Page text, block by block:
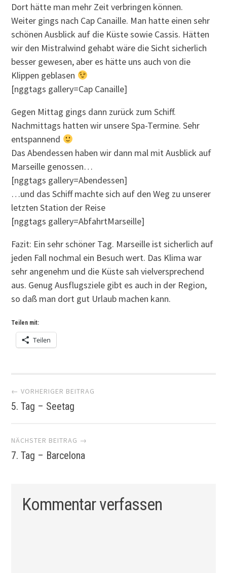
Dort hätte man mehr Zeit verbringen können.
Weiter gings nach Cap Canaille. Man hatte einen sehr
schönen Ausblick auf die Küste sowie Cassis. Hätten
wir den Mistralwind gehabt wäre die Sicht sicherlich
besser gewesen, aber es hätte uns auch von die
Klippen geblasen
[nggtags gallery=Cap Canaille]
Gegen Mittag gings dann zurück zum Schiff.
Nachmittags hatten wir unsere Spa-Termine. Sehr
entspannend
Das Abendessen haben wir dann mal mit Ausblick auf
Marseille genossen…
[nggtags gallery=Abendessen]
…und das Schiff machte sich auf den Weg zu unserer
letzten Station der Reise
[nggtags gallery=AbfahrtMarseille]
Fazit: Ein sehr schöner Tag. Marseille ist sicherlich auf
jeden Fall nochmal ein Besuch wert. Das Klima war
sehr angenehm und die Küste sah vielversprechend
aus. Genug Ausflugsziele gibt es auch in der Region,
so daß man dort gut Urlaub machen kann.
Teilen mit:
Teilen
Artikel-
Navigation
← VORHERIGER BEITRAG
5. Tag – Seetag
NÄCHSTER BEITRAG →
7. Tag – Barcelona
Kommentar verfassen